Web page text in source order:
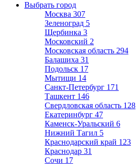
Выбрать город
Москва 307
Зеленоград 5
Щербинка 3
Московский 2
Московская область 294
Балашиха 31
Подольск 17
Мытищи 14
Санкт-Петербург 171
Ташкент 146
Свердловская область 128
Екатеринбург 47
Каменск-Уральский 6
Нижний Тагил 5
Краснодарский край 123
Краснодар 31
Сочи 17